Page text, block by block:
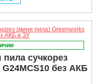
сучкорез
без АКБ